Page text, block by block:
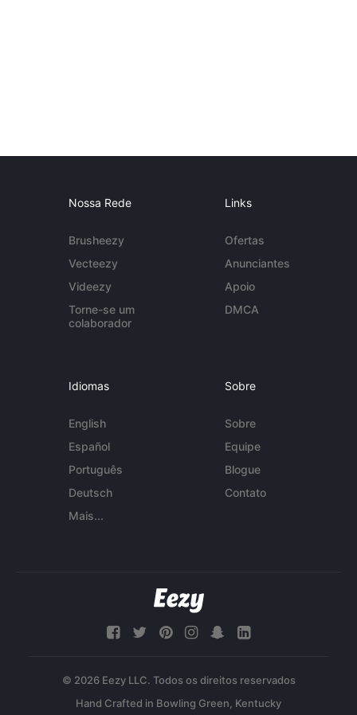
Nossa Rede
Brusheezy
Vecteezy
Videezy
Torne-se um
colaborador
Links
Ofertas
Anunciantes
Apoio
DMCA
Idiomas
English
Español
Português
Deutsch
Mais...
Sobre
Sobre
Equipe
Blogue
Contato
© 2026 Eezy LLC. Todos os direitos reservados